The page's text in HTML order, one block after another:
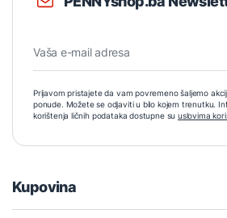
Prijavom pristajete da vam povremeno šaljemo
ponude. Možete se odjaviti u bilo kojem trenutku.
korištenja ličnih podataka dostupne su uslovima
Kupovina